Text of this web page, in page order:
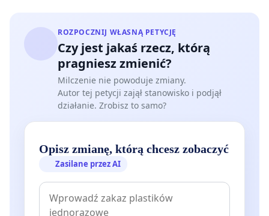
ROZPOCZNIJ WŁASNĄ PETYCJĘ
Czy jest jakaś rzecz, którą
pragniesz zmienić?
Milczenie nie powoduje zmiany.
Autor tej petycji zajął stanowisko i podjął
działanie. Zrobisz to samo?
Opisz zmianę, którą chcesz zobaczyć
Zasilane przez AI